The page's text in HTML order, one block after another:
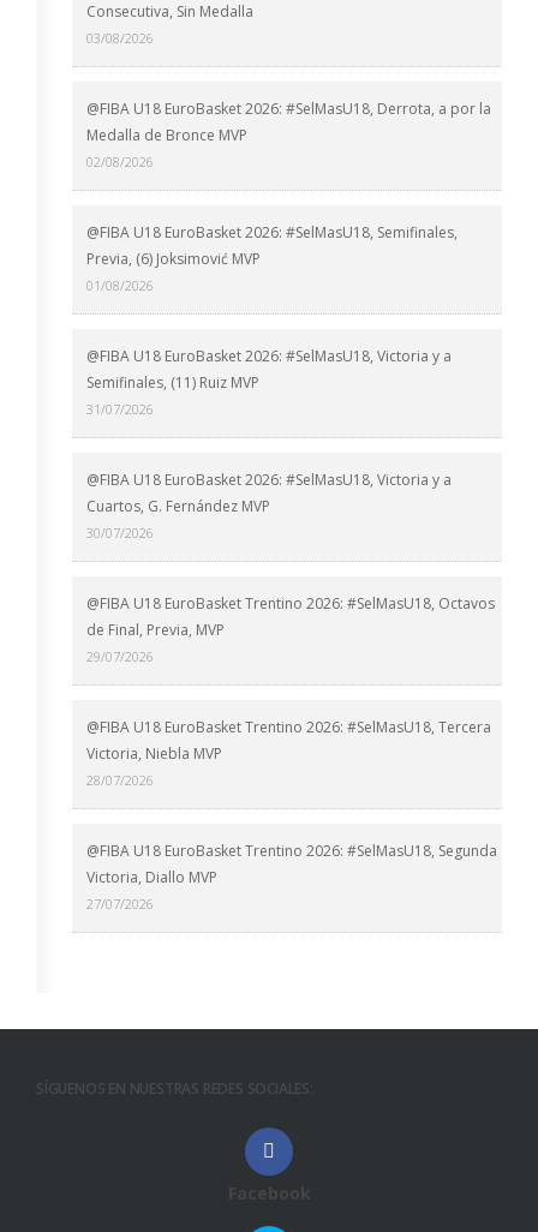
Consecutiva, Sin Medalla
03/08/2026
@FIBA U18 EuroBasket 2026: #SelMasU18, Derrota, a por la
Medalla de Bronce MVP
02/08/2026
@FIBA U18 EuroBasket 2026: #SelMasU18, Semifinales,
Previa, (6) Joksimović MVP
01/08/2026
@FIBA U18 EuroBasket 2026: #SelMasU18, Victoria y a
Semifinales, (11) Ruiz MVP
31/07/2026
@FIBA U18 EuroBasket 2026: #SelMasU18, Victoria y a
Cuartos, G. Fernández MVP
30/07/2026
@FIBA U18 EuroBasket Trentino 2026: #SelMasU18, Octavos
de Final, Previa, MVP
29/07/2026
@FIBA U18 EuroBasket Trentino 2026: #SelMasU18, Tercera
Victoria, Niebla MVP
28/07/2026
@FIBA U18 EuroBasket Trentino 2026: #SelMasU18, Segunda
Victoria, Diallo MVP
27/07/2026
SÍGUENOS EN NUESTRAS REDES SOCIALES:
Facebook